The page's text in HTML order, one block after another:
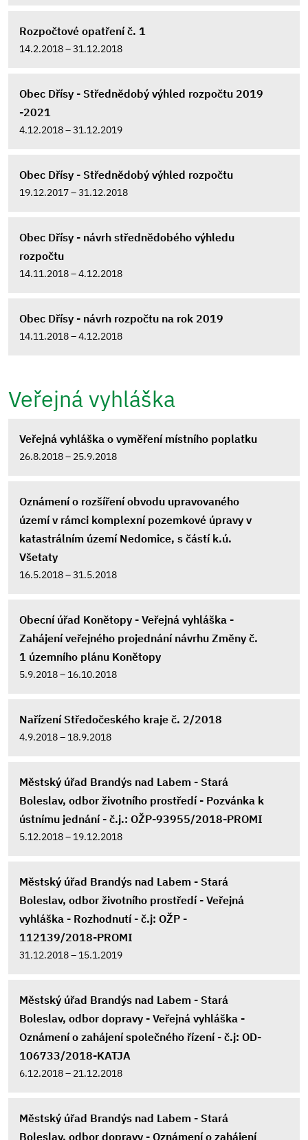
Rozpočtové opatření č. 1
14.2.2018 – 31.12.2018
Obec Dřísy - Střednědobý výhled rozpočtu 2019
-2021
4.12.2018 – 31.12.2019
Obec Dřísy - Střednědobý výhled rozpočtu
19.12.2017 – 31.12.2018
Obec Dřísy - návrh střednědobého výhledu
rozpočtu
14.11.2018 – 4.12.2018
Obec Dřísy - návrh rozpočtu na rok 2019
14.11.2018 – 4.12.2018
Veřejná vyhláška
Veřejná vyhláška o vyměření místního poplatku
26.8.2018 – 25.9.2018
Oznámení o rozšíření obvodu upravovaného
území v rámci komplexní pozemkové úpravy v
katastrálním území Nedomice, s částí k.ú.
Všetaty
16.5.2018 – 31.5.2018
Obecní úřad Konětopy - Veřejná vyhláška -
Zahájení veřejného projednání návrhu Změny č.
1 územního plánu Konětopy
5.9.2018 – 16.10.2018
Nařízení Středočeského kraje č. 2/2018
4.9.2018 – 18.9.2018
Městský úřad Brandýs nad Labem - Stará
Boleslav, odbor životního prostředí - Pozvánka k
ústnímu jednání - č.j.: OŽP-93955/2018-PROMI
5.12.2018 – 19.12.2018
Městský úřad Brandýs nad Labem - Stará
Boleslav, odbor životního prostředí - Veřejná
vyhláška - Rozhodnutí - č.j: OŽP -
112139/2018-PROMI
31.12.2018 – 15.1.2019
Městský úřad Brandýs nad Labem - Stará
Boleslav, odbor dopravy - Veřejná vyhláška -
Oznámení o zahájení společného řízení - č.j: OD-
106733/2018-KATJA
6.12.2018 – 21.12.2018
Městský úřad Brandýs nad Labem - Stará
Boleslav, odbor dopravy - Oznámení o zahájení